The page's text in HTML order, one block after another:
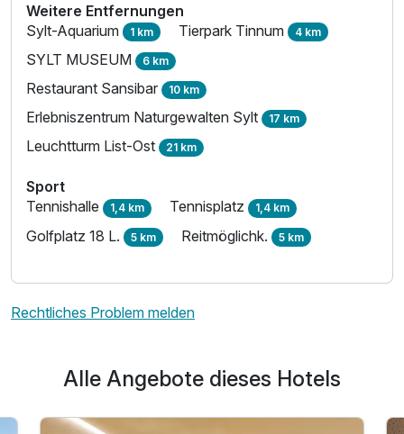
Weitere Entfernungen
Sylt-Aquarium 1 km Tierpark Tinnum 4 km
SYLT MUSEUM 6 km
Restaurant Sansibar 10 km
Erlebniszentrum Naturgewalten Sylt 17 km
Leuchtturm List-Ost 21 km
Sport
Tennishalle 1,4 km Tennisplatz 1,4 km
Golfplatz 18 L. 5 km Reitmöglichk. 5 km
Rechtliches Problem melden
Alle Angebote dieses Hotels